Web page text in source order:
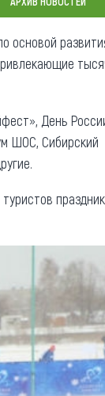
Блог
основой
День
ШОС, Сибирский